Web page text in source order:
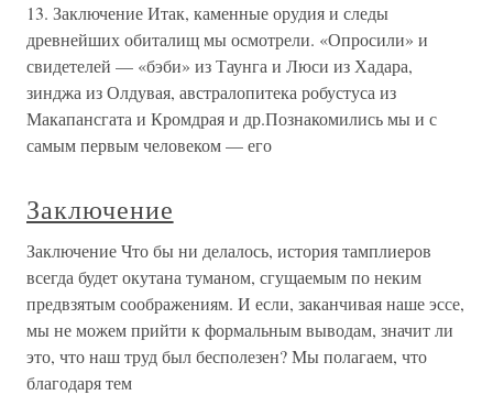
13. Заключение Итак, каменные орудия и следы
древнейших обиталищ мы осмотрели. «Опросили» и
свидетелей — «бэби» из Таунга и Люси из Хадара,
зинджа из Олдувая, австралопитека робустуса из
Макапансгата и Кромдрая и др.Познакомились мы и с
самым первым человеком — его
Заключение
Заключение Что бы ни делалось, история тамплиеров
всегда будет окутана туманом, сгущаемым по неким
предвзятым соображениям. И если, заканчивая наше эссе,
мы не можем прийти к формальным выводам, значит ли
это, что наш труд был бесполезен? Мы полагаем, что
благодаря тем